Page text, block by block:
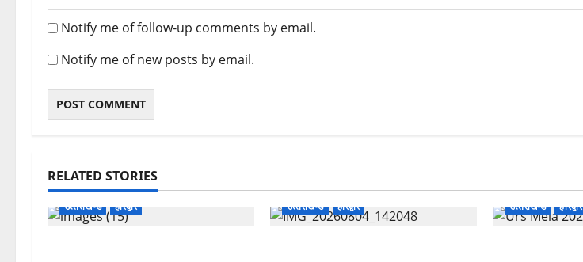
Notify me of follow-up comments by email.
Notify me of new posts by email.
RELATED STORIES
उत्‍तराखण्‍ड हरिद्वार उत्‍तराखण्‍ड हरिद्वार उत्‍तराखण्‍ड हरिद्वार